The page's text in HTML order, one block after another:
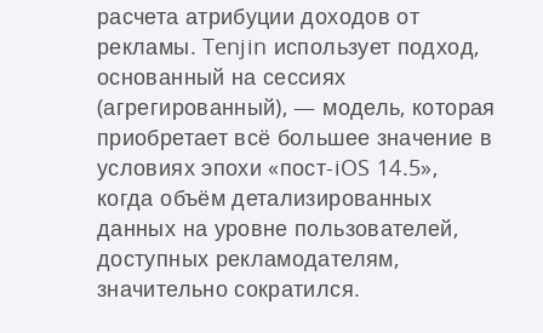
расчета атрибуции доходов от
рекламы. Tenjin использует подход,
основанный на сессиях
(агрегированный), — модель, которая
приобретает всё большее значение в
условиях эпохи «пост-iOS 14.5»,
когда объём детализированных
данных на уровне пользователей,
доступных рекламодателям,
значительно сократился.